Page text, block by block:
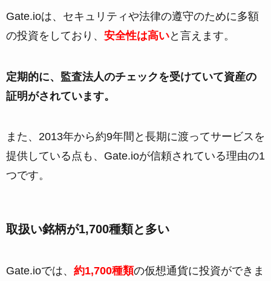
Gate.ioは、セキュリティや法律の遵守のために多額
の投資をしており、 安全性は高いと言えます。
定期的に、監査法人のチェックを受けていて資産の
証明がされています。
また、2013年から約9年間と長期に渡ってサービスを
提供している点も、Gate.ioが信頼されている理由の1
つです。
取扱い銘柄が1,700種類と多い
Gate.ioでは、 約1,700種類の仮想通貨に投資ができま